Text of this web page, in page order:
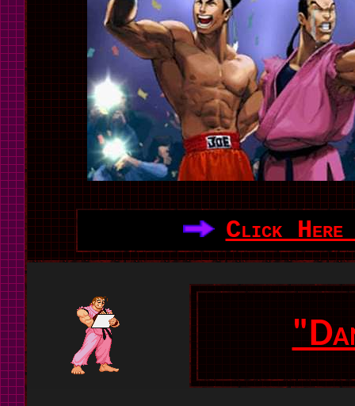
Click